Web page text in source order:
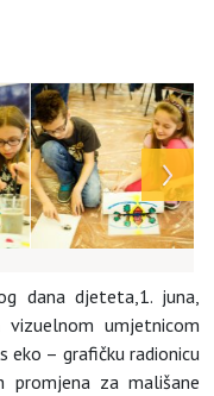
dana djeteta,1. juna,
umjetnicom
eko – grafičku radionicu
za mališane